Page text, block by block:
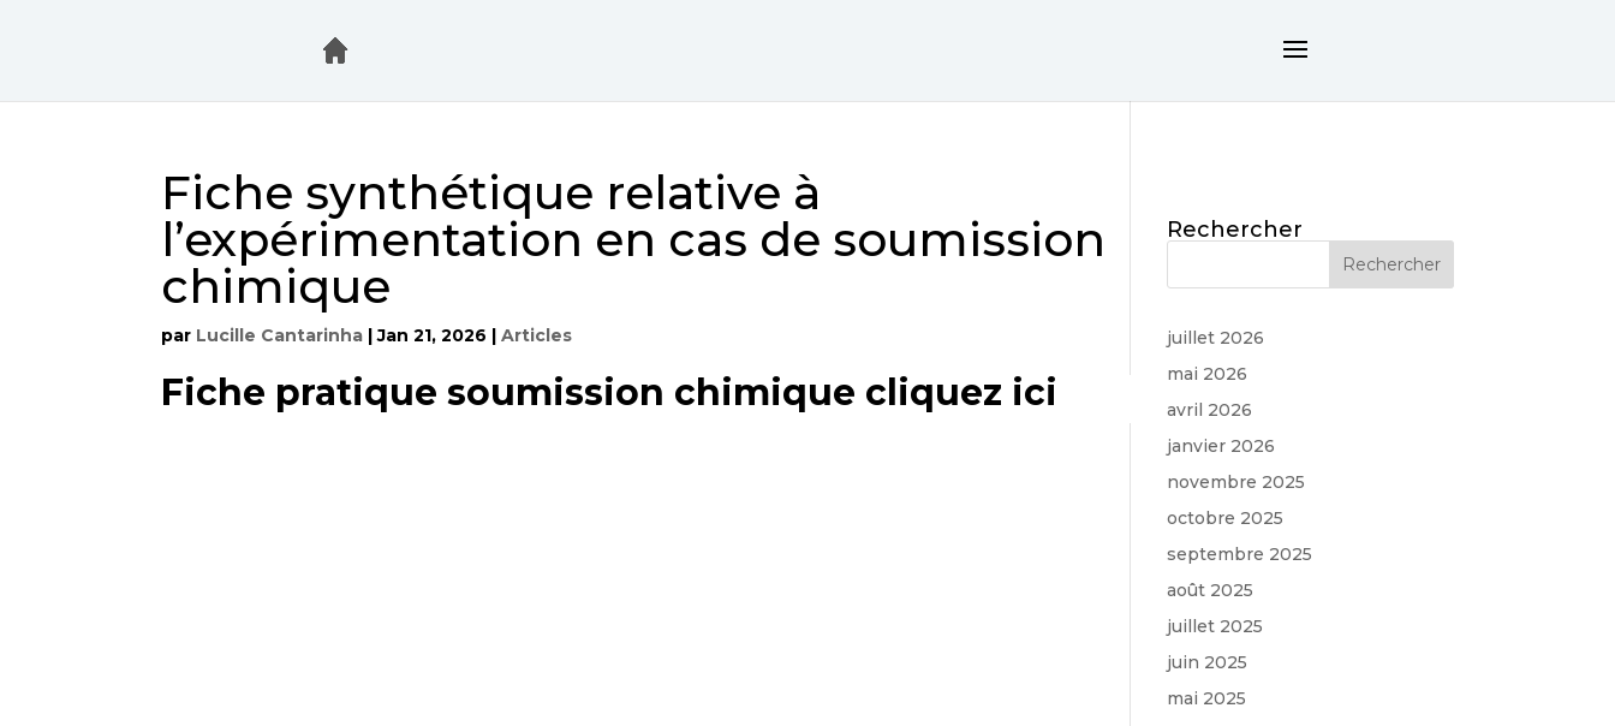
Fiche synthétique relative à
l’expérimentation en cas de soumission
chimique
par Lucille Cantarinha |Jan 21, 2026 |Articles
Fiche pratique soumission chimique cliquez ici
Rechercher
juillet 2026
mai 2026
avril 2026
janvier 2026
novembre 2025
octobre 2025
septembre 2025
août 2025
juillet 2025
juin 2025
mai 2025